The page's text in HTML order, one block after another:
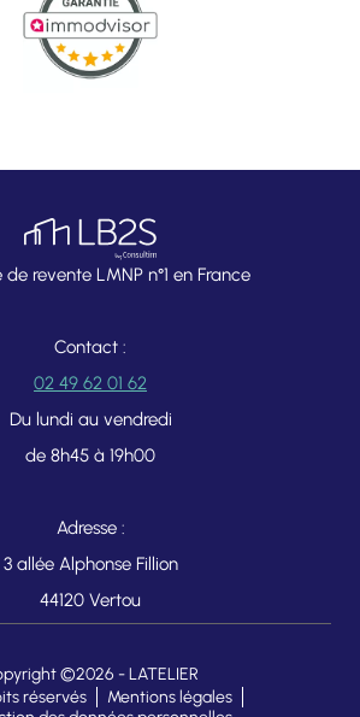
de revente LMNP n°1 en France
Contact :
02 49 62 01 62
Du lundi au vendredi
de 8h45 à 19h00
Adresse :
3 allée Alphonse Fillion
44120 Vertou
©2026 -LATELIER
réservés
Mentions légales